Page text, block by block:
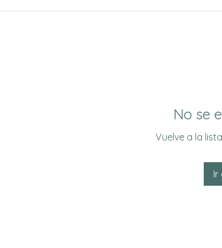
No se
Vuelve a la
Ir